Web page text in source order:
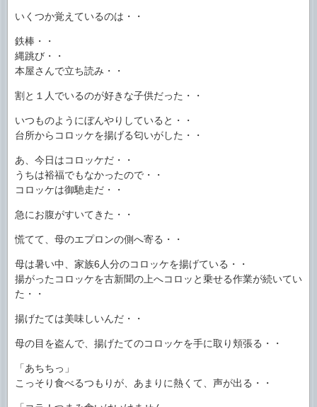
いくつか覚えているのは・・
鉄棒・・
縄跳び・・
本屋さんで立ち読み・・
割と１人でいるのが好きな子供だった・・
いつものようにぼんやりしていると・・
台所からコロッケを揚げる匂いがした・・
あ、今日はコロッケだ・・
うちは裕福でもなかったので・・
コロッケは御馳走だ・・
急にお腹がすいてきた・・
慌てて、母のエプロンの側へ寄る・・
母は暑い中、家族6人分のコロッケを揚げている・・
揚がったコロッケを古新聞の上へコロッと乗せる作業が続いてい
た・・
揚げたては美味しいんだ・・
母の目を盗んで、揚げたてのコロッケを手に取り頬張る・・
「あちちっ」
こっそり食べるつもりが、あまりに熱くて、声が出る・・